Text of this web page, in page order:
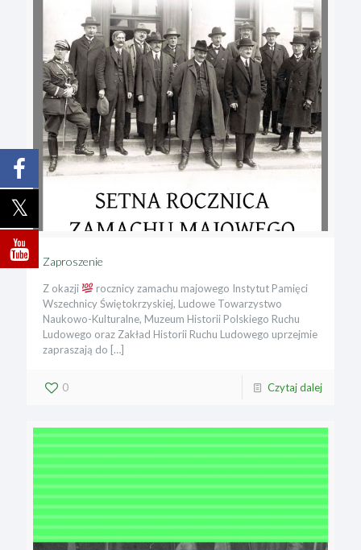
Zaproszenie
Z okazji
rocznicy zamachu majowego Instytut Pamięci
Wszechnicy Świętokrzyskiej, Ludowe Towarzystwo
Naukowo-Kulturalne, Muzeum Historii Polskiego Ruchu
Ludowego oraz Zakład Historii Ruchu Ludowego uprzejmie
zapraszają do […]
0 Czytaj dalej